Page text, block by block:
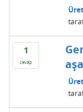
1
cevap